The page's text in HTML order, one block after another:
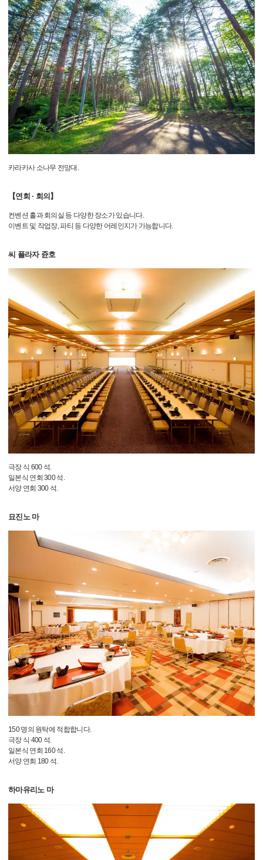
카라카사 소나무 전망대.
【연회 · 회의】
컨벤션 홀과 회의실 등 다양한 장소가 있습니다.
이벤트 및 작업장, 파티 등 다양한 어레인지가 가능합니다.
씨 플라자 쥰호
극장 식 600 석.
일본식 연회 300 석.
서양 연회 300 석.
묘진노 마
150 명의 원탁에 적합합니다.
극장 식 400 석.
일본식 연회 160 석.
서양 연회 180 석.
하마유리노 마